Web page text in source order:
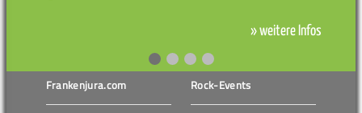
» weitere Infos
Frankenjura.com Rock-Events